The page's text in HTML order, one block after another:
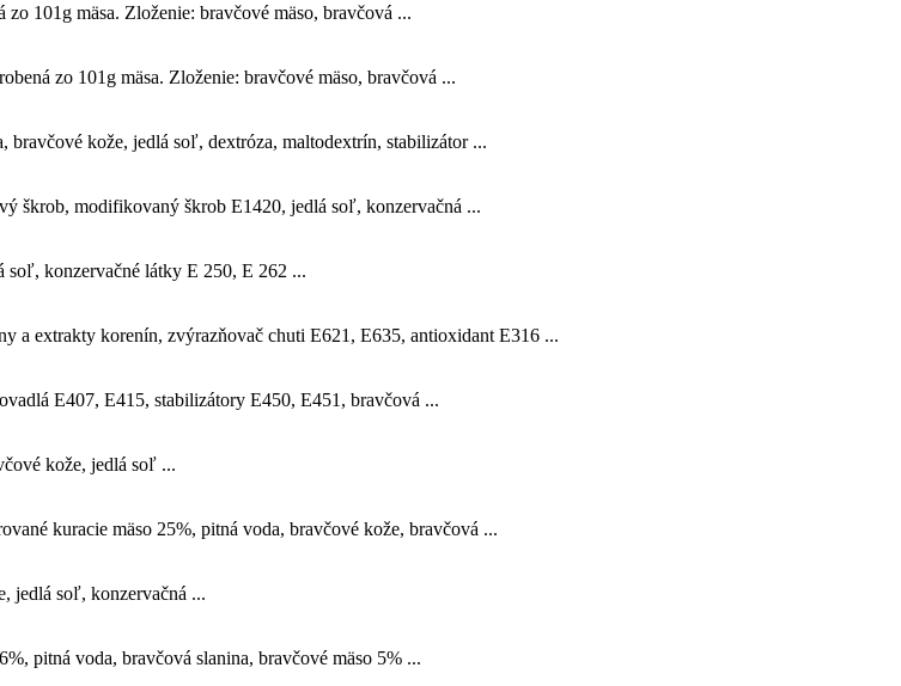
101g mäsa. Zloženie: bravčové mäso, bravčová ...
zo 101g mäsa. Zloženie: bravčové mäso, bravčová ...
kože, jedlá soľ, dextróza, maltodextrín, stabilizátor ...
škrob, modifikovaný škrob E1420, jedlá soľ, konzervačná ...
soľ, konzervačné látky E 250, E 262 ...
a extrakty korenín, zvýrazňovač chuti E621, E635, antioxidant E316 ...
E407, E415, stabilizátory E450, E451, bravčová ...
kože, jedlá soľ ...
kuracie mäso 25%, pitná voda, bravčové kože, bravčová ...
jedlá soľ, konzervačná ...
pitná voda, bravčová slanina, bravčové mäso 5% ...